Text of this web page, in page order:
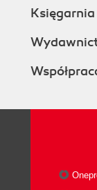
Księgarnia